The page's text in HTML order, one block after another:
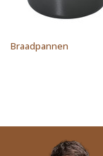
Braadpannen